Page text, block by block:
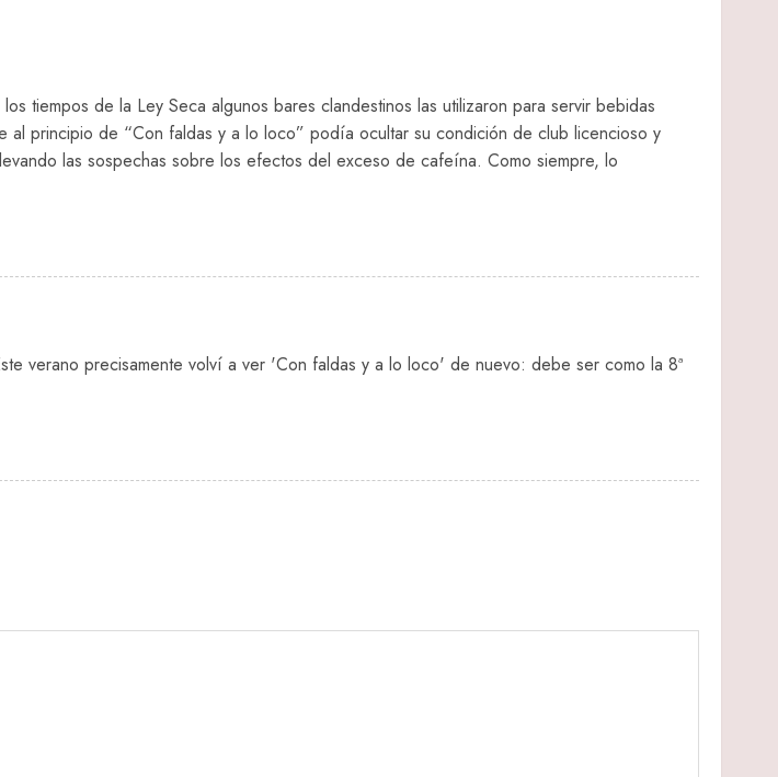
tiempos de la Ley Seca algunos bares clandestinos las utilizaron para servir bebidas
al principio de “Con faldas y a lo loco” podía ocultar su condición de club licencioso y
las sospechas sobre los efectos del exceso de cafeína. Como siempre, lo
verano precisamente volví a ver 'Con faldas y a lo loco' de nuevo: debe ser como la 8ª